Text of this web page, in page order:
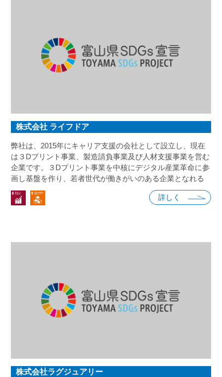
株式会社 ライフドア
弊社は、2015年にキャリア支援の会社として設立し、現在
は３Dプリント事業、製造請負事業及び人材支援事業を営む
企業です。３Dプリント事業を中核にデジタル産業革命に参
画し基盤を作り、若者世代が働きがいのある企業となれる
よう日々研鑽に努めております。環境先進企業として、３D
プリントの特長を活かしたものづくり、社会への普及を通
す。
詳しく
株式会社ラグジュアリー